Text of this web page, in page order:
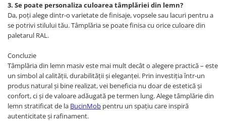
3. Se poate personaliza culoarea tâmplăriei din lemn?
Da, poți alege dintr-o varietate de finisaje, vopsele sau lacuri pentru a
se potrivi stilului tău. Tâmplăria se poate finisa cu orice culoare din
paletarul RAL.
Concluzie
Tâmplăria din lemn masiv este mai mult decât o alegere practică – este
un simbol al calității, durabilității și eleganței. Prin investiția într-un
produs natural și bine realizat, vei beneficia nu doar de estetică și
confort, ci și de valoare adăugată pe termen lung. Alege tâmplărie din
lemn stratificat de la BucinMob pentru un spațiu care inspiră
autenticitate și rafinament.